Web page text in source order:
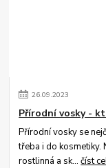
26.09.2023
Přírodní vosky -
Přírodní vosky se
třeba i do kosmetiky.
rostlinná a sk...číst